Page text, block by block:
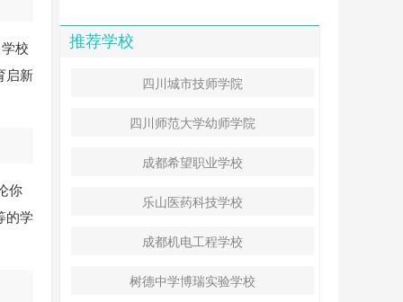
校
启新
你
的学
推荐学校
四川城市技师学院
四川师范大学幼师学院
成都希望职业学校
乐山医药科技学校
成都机电工程学校
树德中学博瑞实验学校